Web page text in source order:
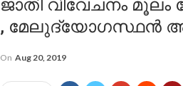
ജാതി വിവേചനം
, മേലുദ്യോഗസ്ഥൻ
On Aug 20, 2019